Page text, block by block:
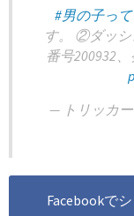
#男の子っ
す。 ②ダッシ
番号200932
— トリッカー
Facebookで